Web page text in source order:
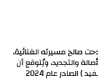
صالح مسيرته الغنائية،
والتجديد، ويُتوقع أن
الصادر عام 2024